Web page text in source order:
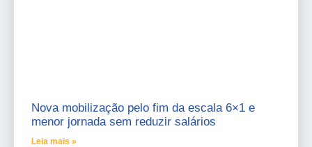
Nova mobilização pelo fim da escala 6×1 e
menor jornada sem reduzir salários
Leia mais »